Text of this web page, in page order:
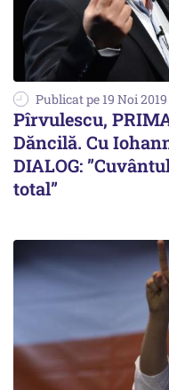
Publicat pe 19 Noi 2019
Pîrvulescu,
Dăncilă. Cu
DIALOG:
total”